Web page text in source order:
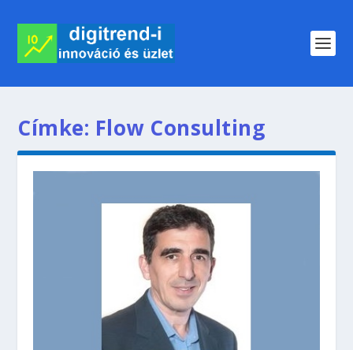
Címke: Flow Consulting